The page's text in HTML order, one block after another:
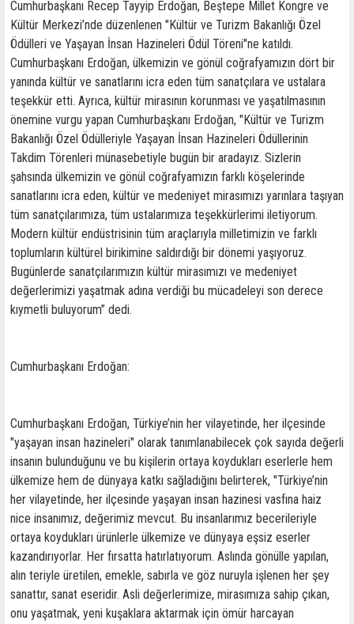
Cumhurbaşkanı Recep Tayyip Erdoğan, Beştepe Millet Kongre ve
Kültür Merkezi’nde düzenlenen "Kültür ve Turizm Bakanlığı Özel
Ödülleri ve Yaşayan İnsan Hazineleri Ödül Töreni"ne katıldı.
Cumhurbaşkanı Erdoğan, ülkemizin ve gönül coğrafyamızın dört bir
yanında kültür ve sanatlarını icra eden tüm sanatçılara ve ustalara
teşekkür etti. Ayrıca, kültür mirasının korunması ve yaşatılmasının
önemine vurgu yapan Cumhurbaşkanı Erdoğan, "Kültür ve Turizm
Bakanlığı Özel Ödülleriyle Yaşayan İnsan Hazineleri Ödüllerinin
Takdim Törenleri münasebetiyle bugün bir aradayız. Sizlerin
şahsında ülkemizin ve gönül coğrafyamızın farklı köşelerinde
sanatlarını icra eden, kültür ve medeniyet mirasımızı yarınlara taşıyan
tüm sanatçılarımıza, tüm ustalarımıza teşekkürlerimi iletiyorum.
Modern kültür endüstrisinin tüm araçlarıyla milletimizin ve farklı
toplumların kültürel birikimine saldırdığı bir dönemi yaşıyoruz.
Bugünlerde sanatçılarımızın kültür mirasımızı ve medeniyet
değerlerimizi yaşatmak adına verdiği bu mücadeleyi son derece
kıymetli buluyorum” dedi.
Cumhurbaşkanı Erdoğan:
Cumhurbaşkanı Erdoğan, Türkiye’nin her vilayetinde, her ilçesinde
"yaşayan insan hazineleri" olarak tanımlanabilecek çok sayıda değerli
insanın bulunduğunu ve bu kişilerin ortaya koydukları eserlerle hem
ülkemize hem de dünyaya katkı sağladığını belirterek, "Türkiye’nin
her vilayetinde, her ilçesinde yaşayan insan hazinesi vasfına haiz
nice insanımız, değerimiz mevcut. Bu insanlarımız becerileriyle
ortaya koydukları ürünlerle ülkemize ve dünyaya eşsiz eserler
kazandırıyorlar. Her fırsatta hatırlatıyorum. Aslında gönülle yapılan,
alın teriyle üretilen, emekle, sabırla ve göz nuruyla işlenen her şey
sanattır, sanat eseridir. Asli değerlerimize, mirasımıza sahip çıkan,
onu yaşatmak, yeni kuşaklara aktarmak için ömür harcayan